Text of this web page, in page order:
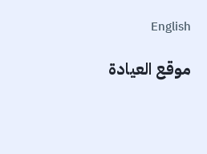
English
موقع العيادة